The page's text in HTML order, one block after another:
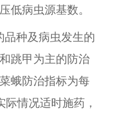
低病虫源基数。
品种及病虫发生的
跳甲为主的防治
蛾防治指标为每
情况适时施药，